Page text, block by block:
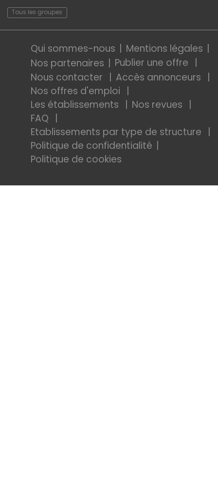
Tous les groupes
Qui sommes-nous
Mentions légales
Nos partenaires
Publier une offre
Nous contacter
Accès annonceurs
Nos offres d'emploi
Les établissements
Nos revues
FAQ
Etablissements par type de structure
Politique de confidentialité
Politique de cookies